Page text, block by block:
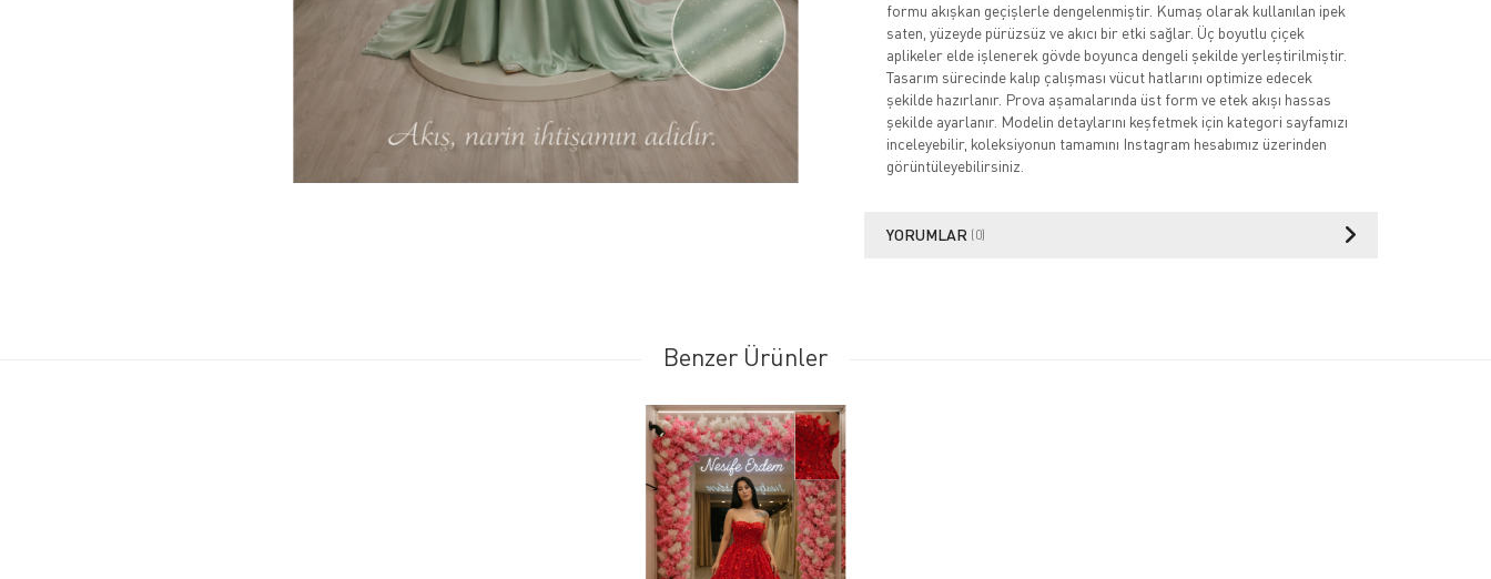
formu akışkan geçişlerle dengelenmiştir. Kumaş olarak kullanılan ipek
saten, yüzeyde pürüzsüz ve akıcı bir etki sağlar. Üç boyutlu çiçek
aplikeler elde işlenerek gövde boyunca dengeli şekilde yerleştirilmiştir.
Tasarım sürecinde kalıp çalışması vücut hatlarını optimize edecek
şekilde hazırlanır. Prova aşamalarında üst form ve etek akışı hassas
şekilde ayarlanır. Modelin detaylarını keşfetmek için kategori sayfamızı
inceleyebilir, koleksiyonun tamamını Instagram hesabımız üzerinden
görüntüleyebilirsiniz.
YORUMLAR (0)
Benzer Ürünler